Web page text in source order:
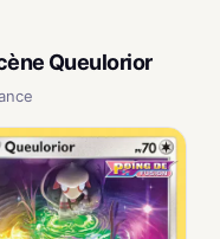
Queulorior